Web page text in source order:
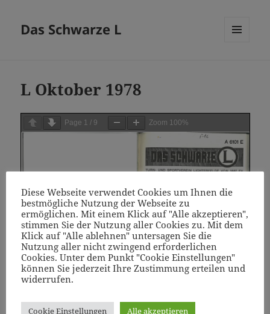
Das Schwarze L
L Oktober 1978
Page 1 / 9 Zoom 100%
Page1/9 Zoom100%
Diese Webseite verwendet Cookies um Ihnen die
bestmögliche Nutzung der Webseite zu
ermöglichen. Mit einem Klick auf "Alle akzeptieren",
stimmen Sie der Nutzung aller Cookies zu. Mit dem
Klick auf "Alle ablehnen" untersagen Sie die
Nutzung aller nicht zwingend erforderlichen
Cookies. Unter dem Punkt "Cookie Einstellungen"
können Sie jederzeit Ihre Zustimmung erteilen und
widerrufen.
Cookie Einstellungen Alle akzeptieren